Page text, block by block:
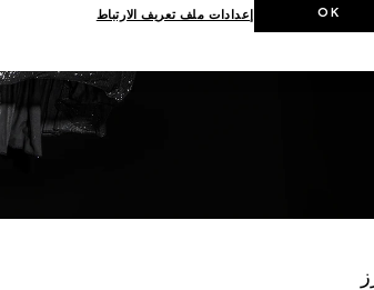
إعدادات ملف تعريف الارتباط OK